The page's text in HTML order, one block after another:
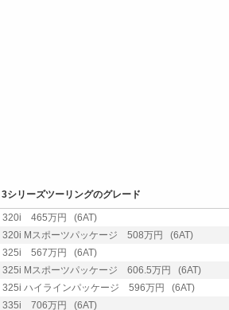
3シリーズツーリングのグレード
320i 465万円 (6AT)
320i Mスポーツパッケージ 508万円 (6AT)
325i 567万円 (6AT)
325i Mスポーツパッケージ 606.5万円 (6AT)
325i ハイラインパッケージ 596万円 (6AT)
335i 706万円 (6AT)